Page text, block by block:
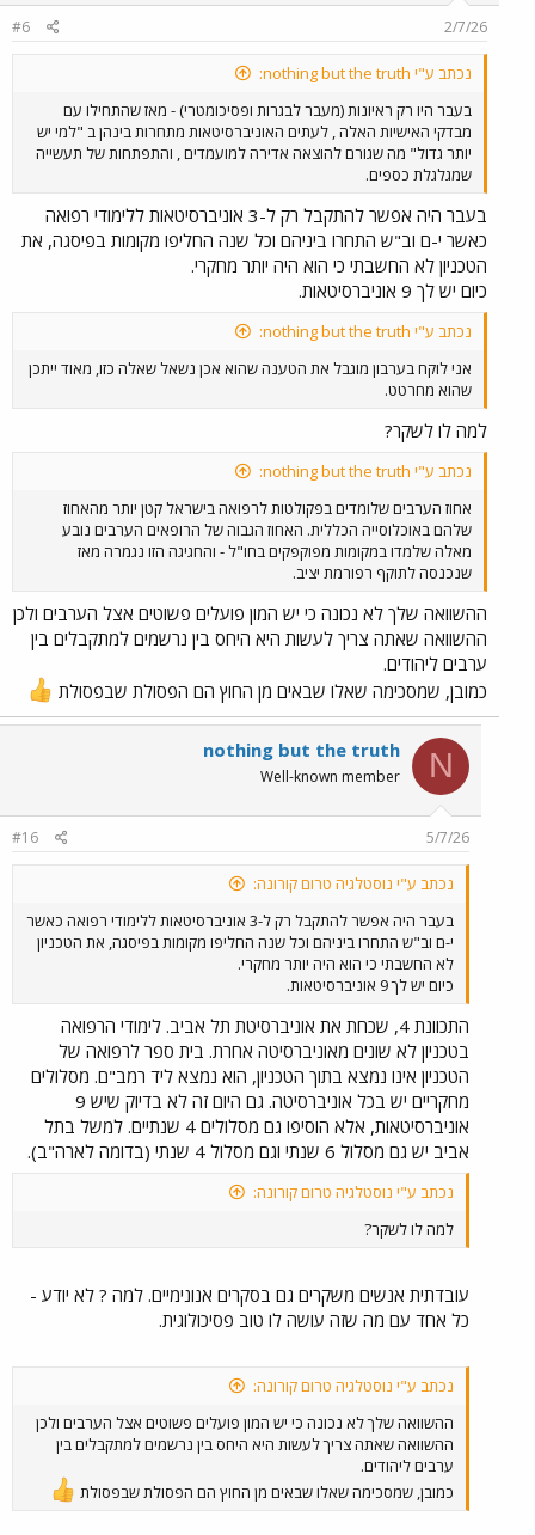
הייתי אומר שיותר לטובתי כי מספר האנשים שהולכים ל
מסובסד
גדול הרבה יותר מפעם,
אז אם עושים ממוצע משוקלל יוצא ששכר הלימוד עלה
משמעותית.
2/7/26
#6
נכתב ע"י nothing but the truth:
בעבר היו רק ראיונות (מעבר לבגרות ופסיכומטרי) - מאז שהתחילו עם
מבדקי האישיות האלה , לעתים האוניברסיטאות מתחרות בינהן ב "למי יש
יותר גדול" מה שגורם להוצאה אדירה למועמדים , והתפתחות של תעשייה
שמגלגלת כספים.
בעבר היה אפשר להתקבל רק ל-3 אוניברסיטאות ללימודי רפואה
כאשר י-ם וב"ש התחרו ביניהם וכל שנה החליפו מקומות בפיסגה, את
הטכניון לא החשבתי כי הוא היה יותר מחקרי.
כיום יש לך 9 אוניברסיטאות.
נכתב ע"י nothing but the truth:
אני לוקח בערבון מוגבל את הטענה שהוא אכן נשאל שאלה כזו, מאוד ייתכן
שהוא מחרטט.
למה לו לשקר?
נכתב ע"י nothing but the truth:
אחוז הערבים שלומדים בפקולטות לרפואה בישראל קטן יותר מהאחוז
שלהם באוכלוסייה הכללית. האחוז הגבוה של הרופאים הערבים נובע
מאלה שלמדו במקומות מפוקפקים בחו"ל - והחגיגה הזו נגמרה מאז
שנכנסה לתוקף רפורמת יציב.
ההשוואה שלך לא נכונה כי יש המון פועלים פשוטים אצל הערבים ולכן
ההשוואה שאתה צריך לעשות היא היחס בין נרשמים למתקבלים בין
ערבים ליהודים.
כמובן, שמסכימה שאלו שבאים מן החוץ הם הפסולת שבפסולת
N
nothing but the truth
Well-known member
5/7/26
#16
נכתב ע"י נוסטלגיה טרום קורונה:
בעבר היה אפשר להתקבל רק ל-3 אוניברסיטאות ללימודי רפואה כאשר
י-ם וב"ש התחרו ביניהם וכל שנה החליפו מקומות בפיסגה, את הטכניון
לא החשבתי כי הוא היה יותר מחקרי.
כיום יש לך 9 אוניברסיטאות.
התכוונת 4, שכחת את אוניברסיטת תל אביב. לימודי הרפואה
בטכניון לא שונים מאוניברסיטה אחרת. בית ספר לרפואה של
הטכניון אינו נמצא בתוך הטכניון, הוא נמצא ליד רמב"ם. מסלולים
מחקריים יש בכל אוניברסיטה. גם היום זה לא בדיוק שיש 9
אוניברסיטאות, אלא הוסיפו גם מסלולים 4 שנתיים. למשל בתל
אביב יש גם מסלול 6 שנתי וגם מסלול 4 שנתי (בדומה לארה"ב).
נכתב ע"י נוסטלגיה טרום קורונה:
למה לו לשקר?
עובדתית אנשים משקרים גם בסקרים אנונימיים. למה ? לא יודע -
כל אחד עם מה שזה עושה לו טוב פסיכולוגית.
נכתב ע"י נוסטלגיה טרום קורונה:
ההשוואה שלך לא נכונה כי יש המון פועלים פשוטים אצל הערבים ולכן
ההשוואה שאתה צריך לעשות היא היחס בין נרשמים למתקבלים בין
ערבים ליהודים.
כמובן, שמסכימה שאלו שבאים מן החוץ הם הפסולת שבפסולת